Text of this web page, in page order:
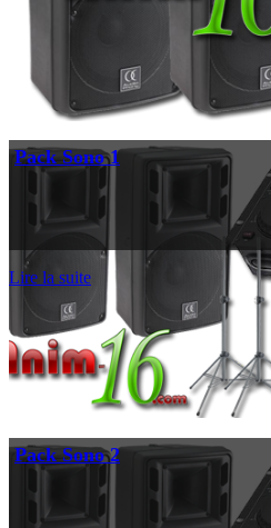
Pack Sono 1
Lire la suite
Pack Sono 2